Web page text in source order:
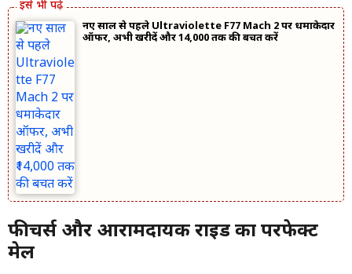
नए साल से पहले Ultraviolette F77 Mach 2 पर धमाकेदार
ऑफर, अभी खरीदें और ₹14,000 तक की बचत करें
फीचर्स और आरामदायक राइड का परफेक्ट
मेल